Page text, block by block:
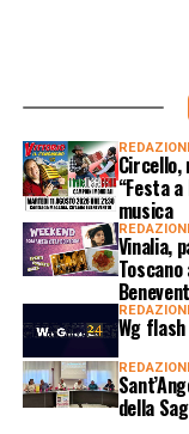
Circello,
“Festa
musica
Vinalia,
Wg
della